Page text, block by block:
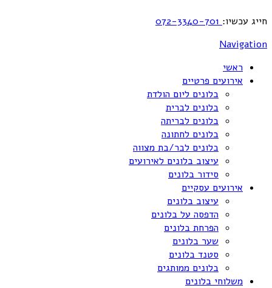
חייג עכשיו:
Navigation
ראשי
אירועים פרטיים
בלונים ליום הולדת
בלונים לברית
בלונים לבריתה
בלונים לחתונה
בלונים לבר/בת מצווה
עיצוב בלונים לאירועים
סידור בלונים
אירועים עסקיים
עיצוב בלונים
הדפסה על בלונים
הפרחת בלונים
שער בלונים
סטנד בלונים
בלונים ממותגים
משלוחי בלונים